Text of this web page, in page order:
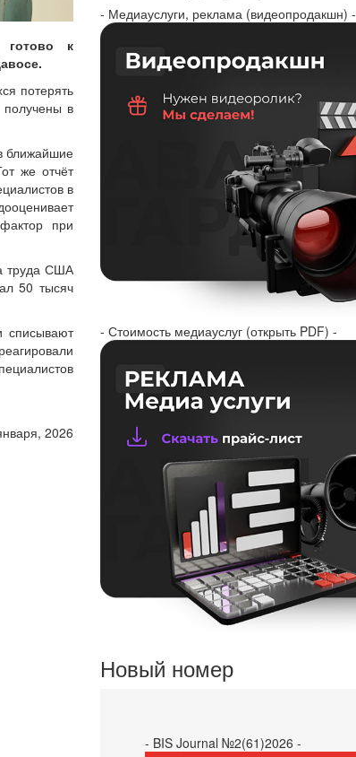
к
потерять
получены в
ближайшие
же отчёт
в
при
труда США
50 тысяч
списывают
2026
- Медиауслуги, реклама (видеопродакшн) -
- Стоимость медиауслуг (открыть PDF) -
Новый номер
- BIS Journal №2(61)2026 -